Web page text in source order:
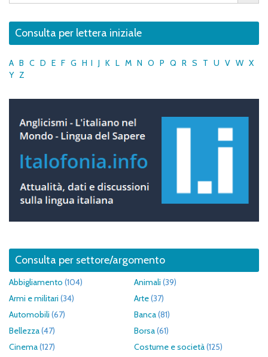
Consulta per lettera iniziale
A B C D E F G H I J K L M N O P Q R S T U V W X
Y Z
Consulta per settore/argomento
Abbigliamento (104) Animali (39)
Armi e militari (34) Arte(37)
Automobili (67) Banca(81)
Bellezza(47) Borsa(61)
Cinema(127) Costume e società(125)